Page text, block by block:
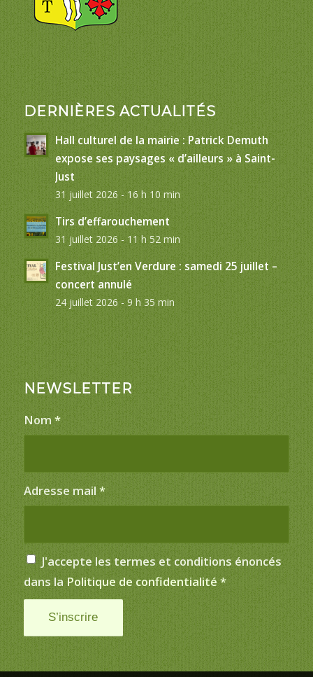
DERNIÈRES ACTUALITÉS
Hall culturel de la mairie : Patrick Demuth
expose ses paysages « d’ailleurs » à Saint-
Just
31 juillet 2026 - 16 h 10 min
Tirs d’effarouchement
31 juillet 2026 - 11 h 52 min
Festival Just’en Verdure : samedi 25 juillet –
concert annulé
24 juillet 2026 - 9 h 35 min
NEWSLETTER
Nom *
Adresse mail *
J'accepte les termes et conditions énoncés
dans la Politique de confidentialité *